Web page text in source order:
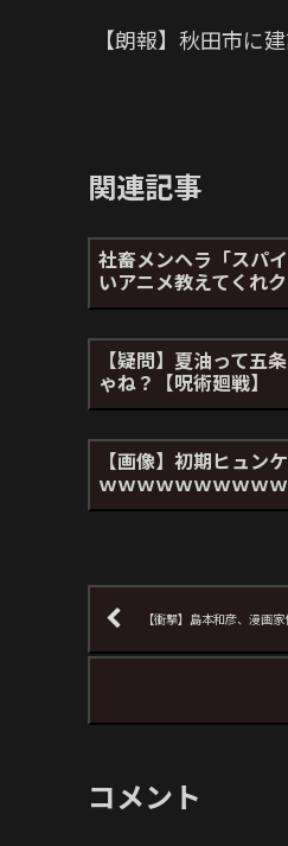
【朗報】秋田市に
関連記事
社畜メンヘラ「スパ
いアニメ教えてくれ
【疑問】夏油って五
ゃね？【呪術廻戦】
【画像】初期ヒュン
ｗｗｗｗｗｗｗｗｗ
【衝撃】島本和彦、漫画
コメント